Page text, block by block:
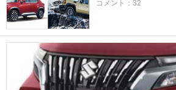
コメント：32